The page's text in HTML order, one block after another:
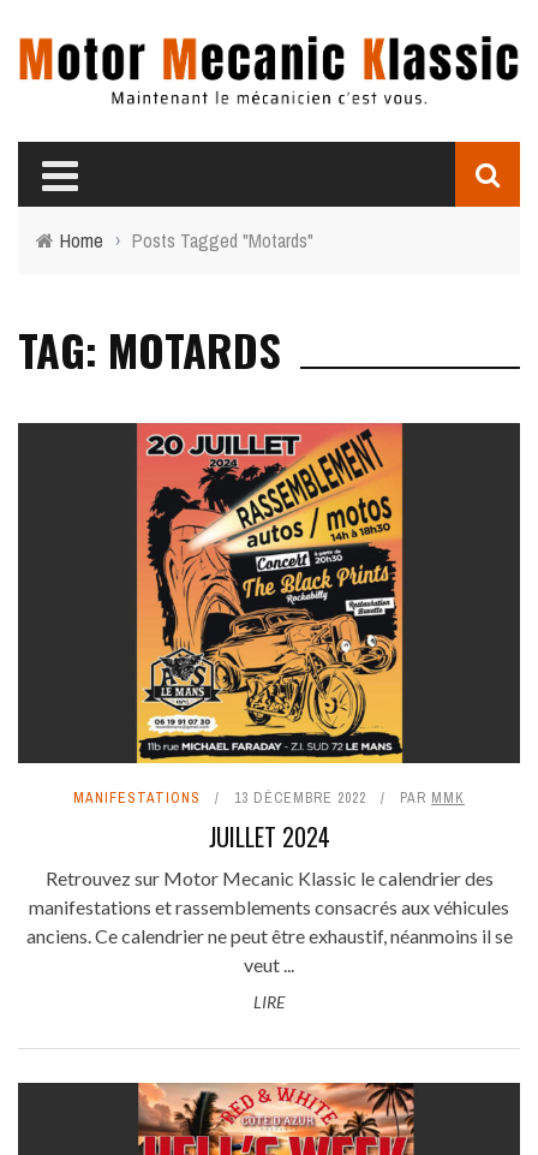
Home › Posts Tagged "Motards"
TAG: MOTARDS
MANIFESTATIONS 13 DÉCEMBRE 2022 PAR MMK
JUILLET 2024
Retrouvez sur Motor Mecanic Klassic le calendrier des
manifestations et rassemblements consacrés aux véhicules
anciens. Ce calendrier ne peut être exhaustif, néanmoins il se
veut ...
LIRE